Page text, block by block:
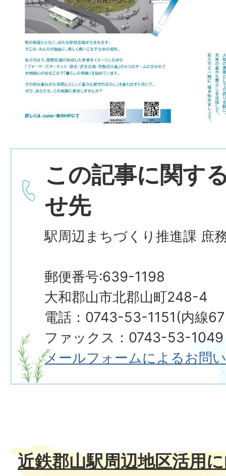
この記事に関す
せ先
駅周辺まちづくり推進課 庶
郵便番号:639-1198
大和郡山市北郡山町248-4
電話：0743-53-1151(内線
ファックス：0743-53-1049
メールフォームによるお問
近鉄郡山駅周辺地区活用